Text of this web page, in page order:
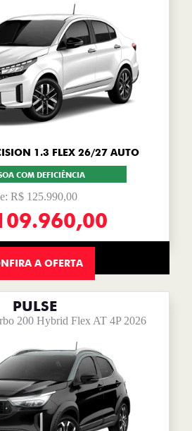
1.3 FLEX 26/27 AUTO
COM DEFICIÊNCIA
R$ 125.990,00
A OFERTA
PULSE
200 Hybrid Flex AT 4P 2026